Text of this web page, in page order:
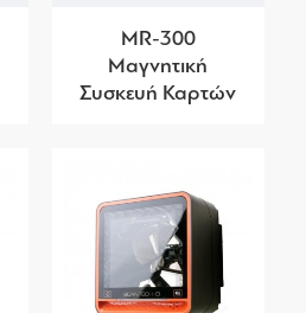
MR-300
Μαγνητική
Συσκευή Καρτών